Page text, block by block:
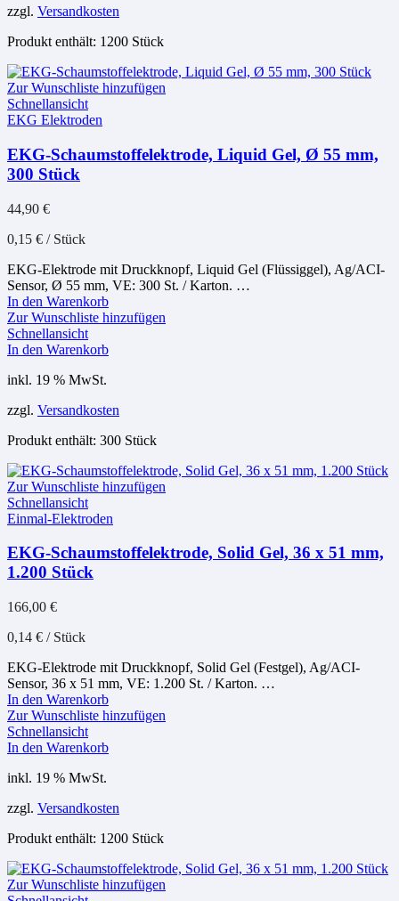
zzgl. Versandkosten
Produkt enthält: 1200 Stück
Zur Wunschliste hinzufügen
Schnellansicht
EKG Elektroden
EKG-Schaumstoffelektrode, Liquid Gel, Ø 55 mm,
300 Stück
44,90 €
0,15 € / Stück
EKG-Elektrode mit Druckknopf, Liquid Gel (Flüssiggel), Ag/ACI-
Sensor, Ø 55 mm, VE: 300 St. / Karton. …
In den Warenkorb
Zur Wunschliste hinzufügen
Schnellansicht
In den Warenkorb
inkl. 19 % MwSt.
zzgl. Versandkosten
Produkt enthält: 300 Stück
Zur Wunschliste hinzufügen
Schnellansicht
Einmal-Elektroden
EKG-Schaumstoffelektrode, Solid Gel, 36 x 51 mm,
1.200 Stück
166,00 €
0,14 € / Stück
EKG-Elektrode mit Druckknopf, Solid Gel (Festgel), Ag/ACI-
Sensor, 36 x 51 mm, VE: 1.200 St. / Karton. …
In den Warenkorb
Zur Wunschliste hinzufügen
Schnellansicht
In den Warenkorb
inkl. 19 % MwSt.
zzgl. Versandkosten
Produkt enthält: 1200 Stück
Zur Wunschliste hinzufügen